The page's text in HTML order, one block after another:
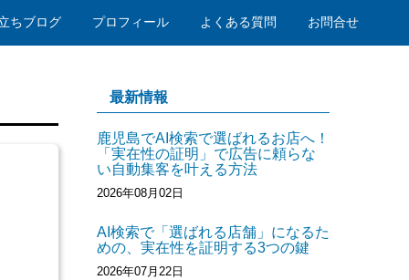
ちブログ プロフィール よくある質問 お問合せ
最新情報
鹿児島でAI検索で選ばれるお店へ！
「実在性の証明」で広告に頼らな
い自動集客を叶える方法
2026年08月02日
AI検索で「選ばれる店舗」になるた
めの、実在性を証明する3つの鍵
2026年07月22日